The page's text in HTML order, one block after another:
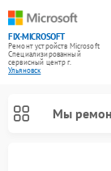
FIX-MICROSOFT
Ремонт устройств Microsoft
Специализированный
cервисный центр г.
Ульяновск
Мы